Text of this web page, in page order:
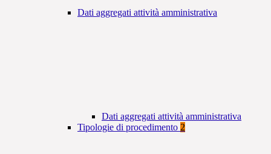
Dati aggregati attività amministrativa
Dati aggregati attività amministrativa
Tipologie di procedimento 2